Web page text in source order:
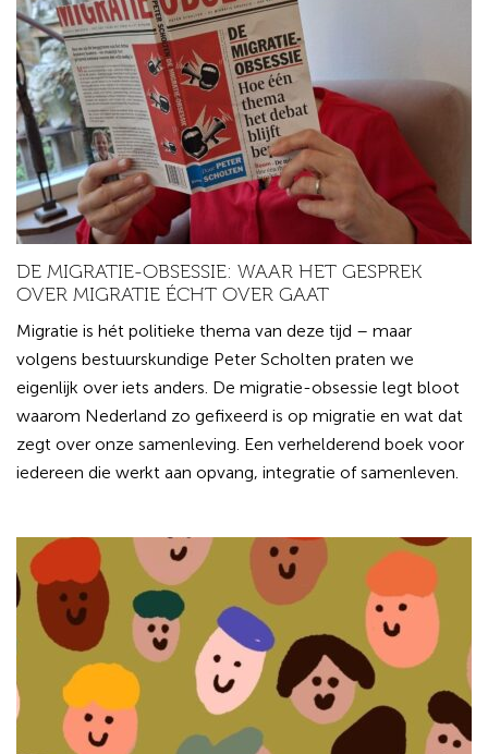
DE MIGRATIE-OBSESSIE: WAAR HET GESPREK
OVER MIGRATIE ÉCHT OVER GAAT
Migratie is hét politieke thema van deze tijd – maar
volgens bestuurskundige Peter Scholten praten we
eigenlijk over iets anders. De migratie-obsessie legt bloot
waarom Nederland zo gefixeerd is op migratie en wat dat
zegt over onze samenleving. Een verhelderend boek voor
iedereen die werkt aan opvang, integratie of samenleven.